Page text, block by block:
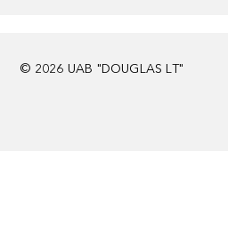
© 2026 UAB "DOUGLAS LT"